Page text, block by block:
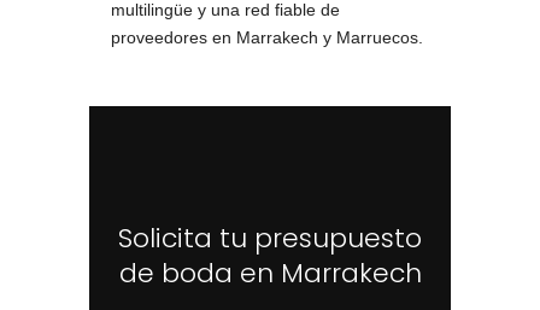
multilingüe y una red fiable de
proveedores en Marrakech y Marruecos.
Solicita tu presupuesto
de boda en Marrakech